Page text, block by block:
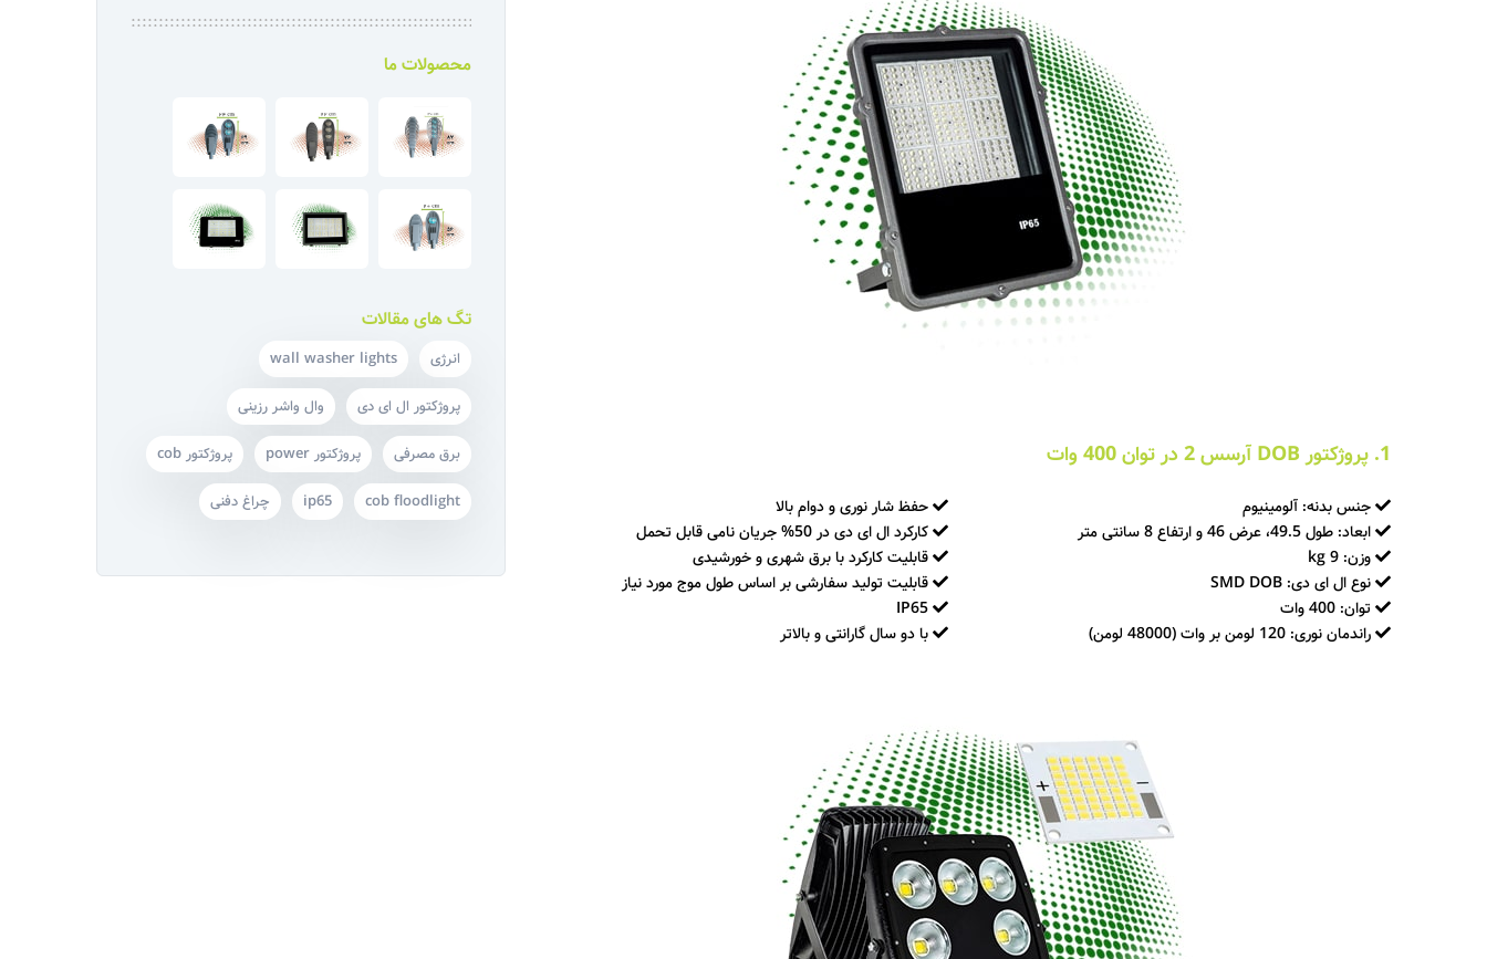
1. پروژکتور DOB آرسس 2 در توان 400 وات
جنس بدنه: آلومینیوم
ابعاد: طول 49.5، عرض 46 و ارتفاع 8 سانتی متر
وزن: 9 kg
نوع ال ای دی: SMD DOB
توان: 400 وات
راندمان نوری: 120 لومن بر وات (48000 لومن)
حفظ شار نوری و دوام بالا
کارکرد ال ای دی در 50% جریان نامی قابل تحمل
قابلیت کارکرد با برق شهری و خورشیدی
قابلیت تولید سفارشی بر اساس طول موج مورد نیاز
با دو سال گارانتی و بالاتر
محصولات ما
تگ های مقالات
انرژی wall washer lights
پروژکتور ال ای دی وال واشر رزینی
برق مصرفی پروژکتور power پروژکتور cob
cob floodlight
ip65 چراغ دفنی